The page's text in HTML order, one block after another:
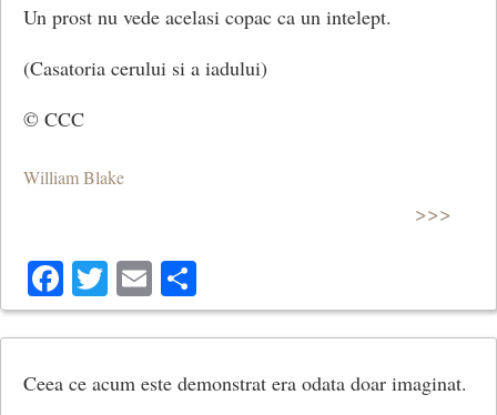
Un prost nu vede acelasi copac ca un intelept.
(Casatoria cerului si a iadului)
© CCC
William Blake
>>>
Facebook
Twitter
Email
Ceea ce acum este demonstrat era odata doar imaginat.